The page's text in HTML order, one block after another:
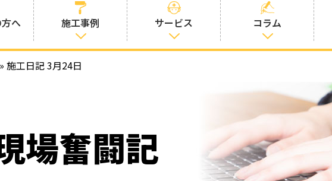
へ
塗
施工事例
すべての事例
例
色の事例
サービス
お客様との交流
を大切に
コラム
塗装コラム
塗料コラム
» 施工日記 3月24日
場奮闘記